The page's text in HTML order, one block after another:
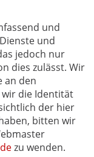
und
und
jedoch nur
dies zulässt. Wir
an den
wir die Identität
der hier
bitten wir
zu wenden.